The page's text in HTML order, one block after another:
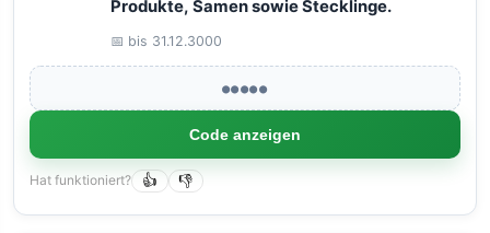
Produkte, Samen sowie Stecklinge.
📅 bis 31.12.3000
●●●●●
Code anzeigen
Hat funktioniert? 👍 👎